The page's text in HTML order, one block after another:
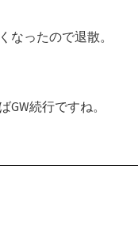
ったので退散。
続行ですね。